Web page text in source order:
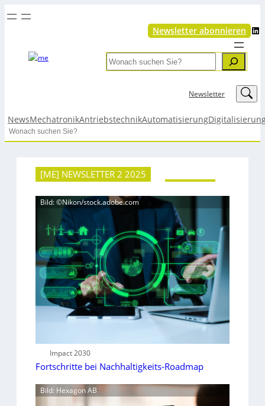
Newsletter abonnieren LinkedIn
Search
Newsletter LinkedIn
NewsMechatronikAntriebstechnikAutomatisierung
Search
[ME] NEWSLETTER 2 2025
Bild: ©Nikon/stock.adobe.com
Impact 2030
Fortschritte bei Nachhaltigkeits-Roadmap
Bild: Hexagon AB